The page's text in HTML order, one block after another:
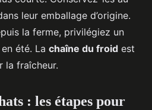
leur emballage d’origine.
la ferme, privilégiez un
été. La chaîne du froid est
la fraîcheur.
: les étapes pour